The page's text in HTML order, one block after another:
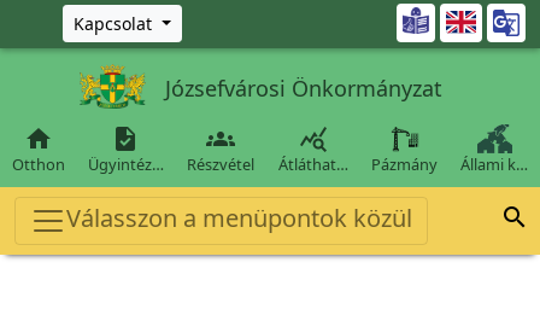
Ugrás a fő tartalomra
Kapcsolat 
Józsefvárosi Önkormányzat

Otthon

Ügyintéz…

Részvétel

Átláthat… Pázmány Állami k…
Válasszon a menüpontok közül 